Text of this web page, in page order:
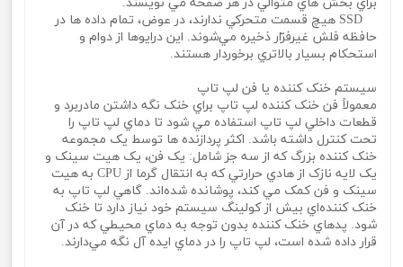
براي بخش هاي متوالي در هر صفحه مي‌ نويسند.
SSD هيچ قسمت متحرکي ندارند، در عوض، تمام داده ها در
حافظه فلش غيرفرّار ذخيره مي‌شوند. اين درايوها از دوام و
استحکام بسيار بالاتري برخوردار هستند.
سيستم خنک کننده يا فن لپ تاپ
معمولاً فن خنک کننده لپ تاپ براي خنک نگه داشتن مادربرد و
قطعات داخلي لپ تاپ استفاده مي شود تا دماي لپ تاپ را
تحت کنترل داشته باشد. اکثر پردازنده ها توسط يک مجموعه
خنک کننده بزرگ که از سه جز شامل: يک فن، يک هيت سينک و
يک لايه نازک از هادي حرارتي که به انتقال گرما از CPU به هيت
سينک و فن کمک مي‌ کند، پوشانده شده‌اند. گاهي لپ تاپ به
خنک کننده‌اي بيش از کولينگ سيستم خود نياز دارد تا خنک
شود. پدهاي خنک کننده بدون توجه به دماي محيطي که در آن
قرار داده شده است، لپ تاپ را در دماي ايده آل نگه مي‌دارند.